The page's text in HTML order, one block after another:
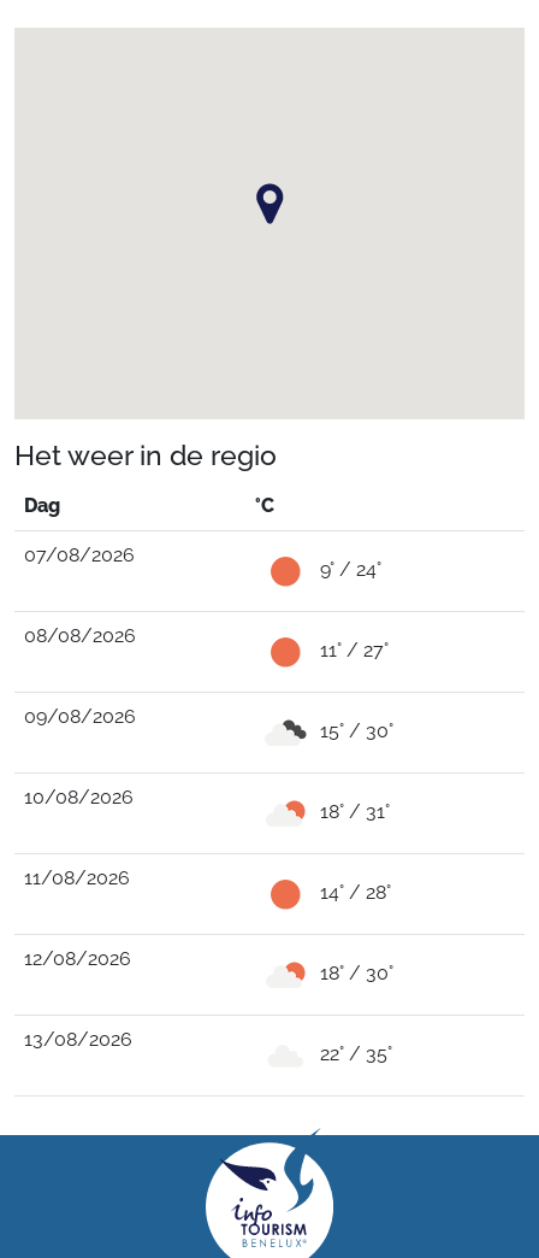
Het weer in de regio
Dag °C
07/08/2026
9° / 24°
08/08/2026
11° / 27°
09/08/2026
15° / 30°
10/08/2026
18° / 31°
11/08/2026
14° / 28°
12/08/2026
18° / 30°
13/08/2026
22° / 35°